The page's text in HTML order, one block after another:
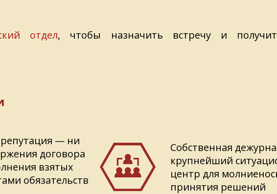
отдел, чтобы назначить встречу и
— ни
договора
взятых
обязательств
Собственная
крупнейший
центр для
принятия решений